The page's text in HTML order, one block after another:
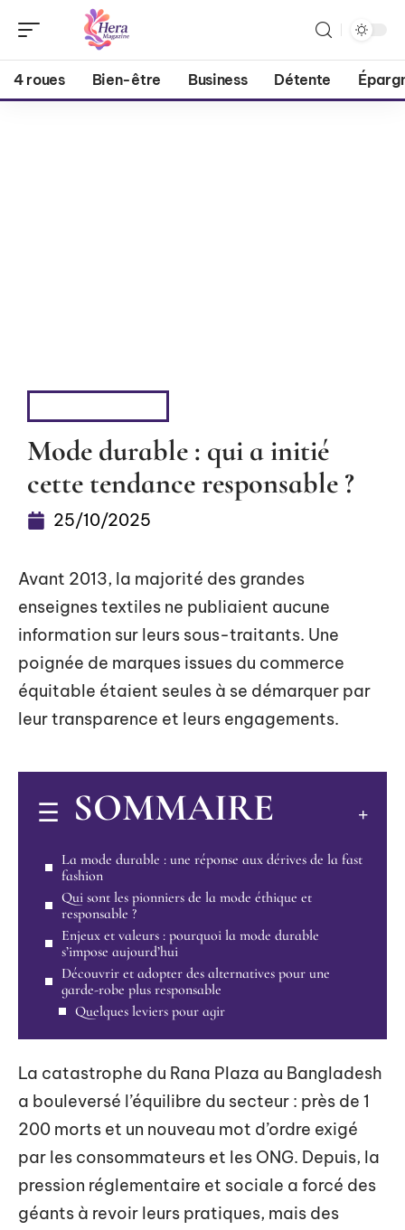
4 roues Bien-être Business Détente
Mode durable : qui a initié
cette tendance responsable ?
25/10/2025
Avant 2013, la majorité des grandes
enseignes textiles ne publiaient aucune
information sur leurs sous-traitants. Une
poignée de marques issues du commerce
équitable étaient seules à se démarquer par
leur transparence et leurs engagements.
SOMMAIRE
La mode durable : une réponse aux dérives de la fast
fashion
Qui sont les pionniers de la mode éthique et
responsable ?
Enjeux et valeurs : pourquoi la mode durable
s’impose aujourd’hui
Découvrir et adopter des alternatives pour une
garde-robe plus responsable
Quelques leviers pour agir
La catastrophe du Rana Plaza au Bangladesh
a bouleversé l’équilibre du secteur : près de 1
200 morts et un nouveau mot d’ordre exigé
par les consommateurs et les ONG. Depuis, la
pression réglementaire et sociale a forcé des
géants à revoir leurs pratiques, mais des